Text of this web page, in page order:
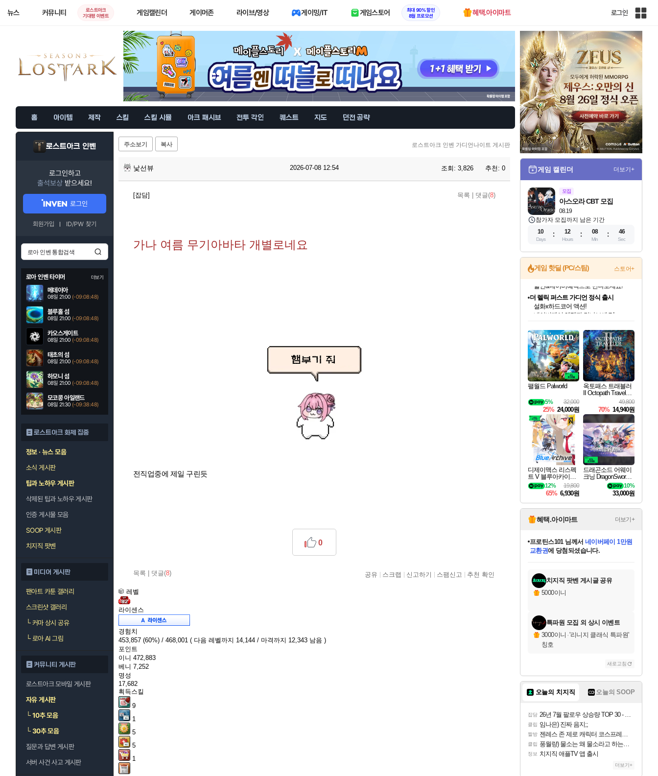
뉴스 커뮤니티
로스트아크
기대평 이벤트
게임캘린더 게이머존 라이브/영상 게이밍/IT 게임스토어
최대 90% 할인
8월 프로모션
혜택.아이마트 로그인
인
체
사
홈 아이템 제작 스킬 스킬 시뮬 아크 패시브 전투 각인 퀘스트 지도 던전 공략
로스트아크 인벤
로그인하고
출석보상 받으세요!
로그인
회원가입 ID/PW 찾기
로아 인벤 타이머 더보기
메데이아
08일 21:00 (-09:08:46)
블루홀 섬
08일 21:00 (-09:08:46)
카오스게이트
08일 21:00 (-09:08:46)
태초의 섬
08일 21:00 (-09:08:46)
하모니 섬
08일 21:00 (-09:08:46)
모코콩 아일랜드
08일 21:30 (-09:38:46)
로스트아크 화제 집중
정보 · 뉴스 모음
소식 게시판
팁과 노하우 게시판
삭제된 팁과 노하우 게시판
인증 게시물 모음
SOOP 게시판
치지직 팟벤
미디어 게시판
팬아트 카툰 갤러리
스크린샷 갤러리
└커마 상시 공유
└로아 AI 그림
커뮤니티 게시판
로스트아크 모바일 게시판
자유 게시판
└10추 모음
└30추 모음
질문과 답변 게시판
서버 사건 사고 게시판
주소보기 복사 로스트아크 인벤 가디언나이트 게시판
낯선뷰 2026-07-08 12:54 조회: 3,826 추천: 0
[잡담] 목록 댓글(8)
가나 여름 무기아바타 개별로네요
전직업중에 제일 구린듯
목록 댓글(8)
0
공유 스크랩 신고하기 스팸신고 추천 확인
레벨
라이센스
경험치
453,857 (60%) / 468,001 ( 다음 레벨까지 14,144 / 마격까지 12,343 남음 )
포인트
이니 472,883
베니 7,252
명성
17,682
획득스킬
9
1
5
5
1
게임 캘린더 더보기+
모집
08.19
아스오라 CBT 모집
참가자 모집까지 남은 기간
10
Days
12
Hours
08
Min
45
Sec
게임 핫딜 (PC/스팀) 스토어+
최대 90% 할인가를 만나보세요!
네이버혜택과 함께 만나보세요!
50%할인&추가 적립까지!
네이버 포인트 혜택까지!
이니&베니 혜택까지!
네이버 혜택가와 함께 예약하세요!
할인&네이버혜택으로 만나보세요!
더 렐릭 퍼스트 가디언 정식 출시
설화x하드코어 액션!
네이버페이 혜택과 만나보세요!
40주년 프로모션으로 만나보세요!
할인가에 만나보세요!
일부 에디션 상시 할인!
혜택으로 예약 판매 중
편안하게 충전하세요
팰월드 Palworld
32,000
5%
25% 24,000원
옥토패스 트래블러
II Octopath Traveler I
49,800
70% 14,940원
디제이맥스 리스펙
트 V 블루아카이브
팩 DJMAX RESPE
CT V Blue Archive P
ack DLC
19,800
12%
65% 6,930원
드래곤소드 어웨이
크닝 DragonSword A
10%
33,000원
혜택.아이마트 더보기+
교환.
당첨되셨습니다.
당첨되셨습니다.
당첨되셨습니다.
별빛희망님께서 로블록스 기프트카드
1만원권에 당첨되셨습니다.
당첨되셨습니다.
당첨되셨습니다.
당첨되셨습니다.
당첨되셨습니다.
에디션 (스팀코드)를 교환.
당첨되셨습니다.
치지직 팟벤 게시글 공유
5000이니
특파원 모집 외 상시 이벤트
3000이니 ·'리니지 클래식 특파원'
칭호
새로고침
오늘의 치지직 오늘의 SOOP
잡담 26년 7월 팔로우 상승량 TOP 30 - 월간 치지직
클립 임나은) 진짜 음지;;
짤방 젠레스 존 제로 캐릭터 코스프레한 꽁주
클립 풍월량) 물소는 왜 물소라고 하는거야? 아! 그만 ㅋㅋ
정보 치지직 애플TV 앱 출시
더보기+